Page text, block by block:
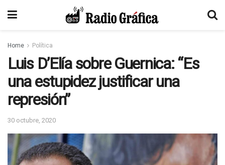
Home Política
Luis D’Elía sobre Guernica: “Es
una estupidez justificar una
represión”
30 octubre, 2020